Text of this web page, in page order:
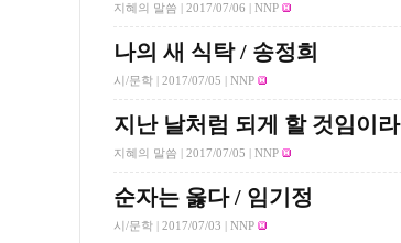
지혜의 말씀 | 2017/07/06 | NNP
나의 새 식탁 / 송정희
시/문학 | 2017/07/05 | NNP
지난 날처럼 되게 할 것임이라
지혜의 말씀 | 2017/07/05 | NNP
순자는 옳다 / 임기정
시/문학 | 2017/07/03 | NNP